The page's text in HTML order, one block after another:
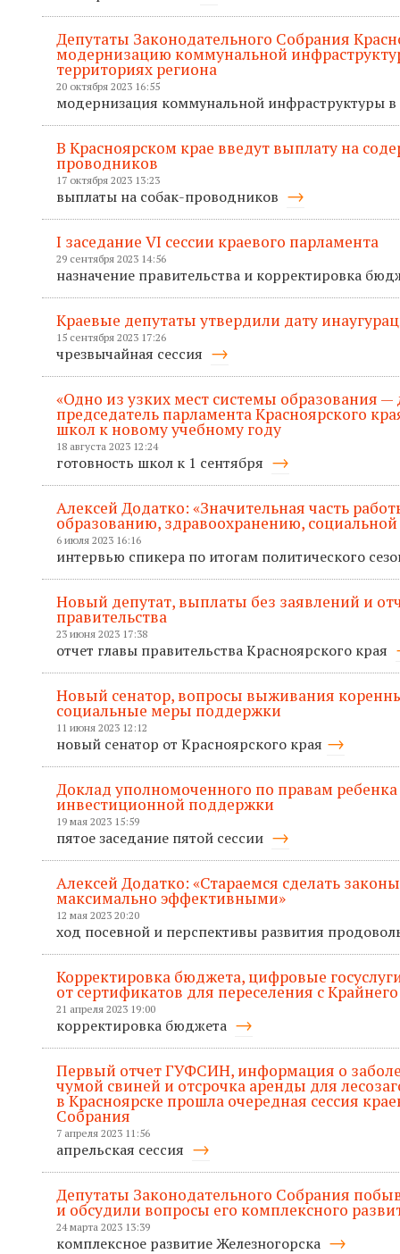
Депутаты Законодательного Собрания
модернизацию коммунальной
территориях региона
20 октября 2023 16:55
модернизация коммунальной инфраструктуры в
В Красноярском крае введут выплату на
проводников
17 октября 2023 13:23
выплаты на собак-проводников
I заседание VI сессии краевого парламента
29 сентября 2023 14:56
назначение правительства и корректировка
Краевые депутаты утвердили дату
15 сентября 2023 17:26
чрезвычайная сессия
«Одно из узких мест системы образования —
председатель парламента Красноярского
школ к новому учебному году
18 августа 2023 12:24
готовность школ к 1 сентября
Алексей Додатко: «Значительная часть
образованию, здравоохранению,
6 июля 2023 16:16
интервью спикера по итогам политического
Новый депутат, выплаты без заявлений и
правительства
23 июня 2023 17:38
отчет главы правительства Красноярского края
Новый сенатор, вопросы выживания
социальные меры поддержки
11 июня 2023 12:12
новый сенатор от Красноярского края
Доклад уполномоченного по правам
инвестиционной поддержки
19 мая 2023 15:59
пятое заседание пятой сессии
Алексей Додатко: «Стараемся сделать
максимально эффективными»
12 мая 2023 20:20
ход посевной и перспективы развития
Корректировка бюджета, цифровые
от сертификатов для переселения с
21 апреля 2023 19:00
корректировка бюджета
Первый отчет ГУФСИН, информация о
чумой свиней и отсрочка аренды для
в Красноярске прошла очередная сессия
Собрания
7 апреля 2023 11:56
апрельская сессия
Депутаты Законодательного Собрания
и обсудили вопросы его комплексного
24 марта 2023 13:39
комплексное развитие Железногорска